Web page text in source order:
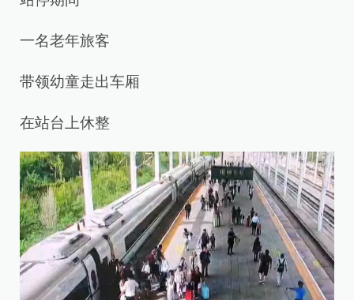
一名老年旅客
带领幼童走出车厢
在站台上休整